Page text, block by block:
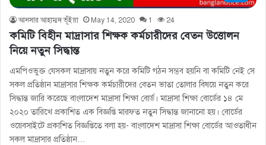
আনসার আহাম্মদ ভূঁইয়া May 14, 2020 1 24
কমিটি বিহীন মাদ্রাসার শিক্ষক কর্মচারীদের বেতন উত্তোলন
নিয়ে নতুন সিদ্ধান্ত
এমপিওভুক্ত যেসকল মাদ্রাসায় নতুন করে কমিটি গঠন সম্ভব হয়নি বা কমিটি নেই সে
সকল প্রতিষ্ঠান মাদ্রাসার শিক্ষক কর্মচারীদের বেতন ভাতা তোলার বিষয়ে নতুন করে
সিদ্ধান্ত জারি করেছে বাংলাদেশ মাদ্রাসা শিক্ষা বোর্ড। মাদ্রাসা শিক্ষা বোর্ডের ১৪ মে
২০২০ তারিখে প্রকাশিত এক বিজ্ঞপ্তি মারফত নতুন সিদ্ধান্ত জানানো হয়। বোর্ডের
ওয়েবসাইটে প্রকাশিত বিজ্ঞপ্তিতে বলা হয়- বাংলাদেশ মাদ্রাসা শিক্ষা বোর্ডের আওতাধীন
সকল মাদ্রাসার প্রতিষ্ঠান…